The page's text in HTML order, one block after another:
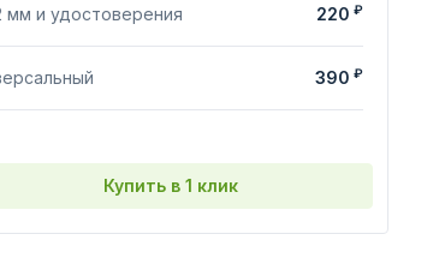
и удостоверения 220 ₽
390 ₽
Купить в 1 клик